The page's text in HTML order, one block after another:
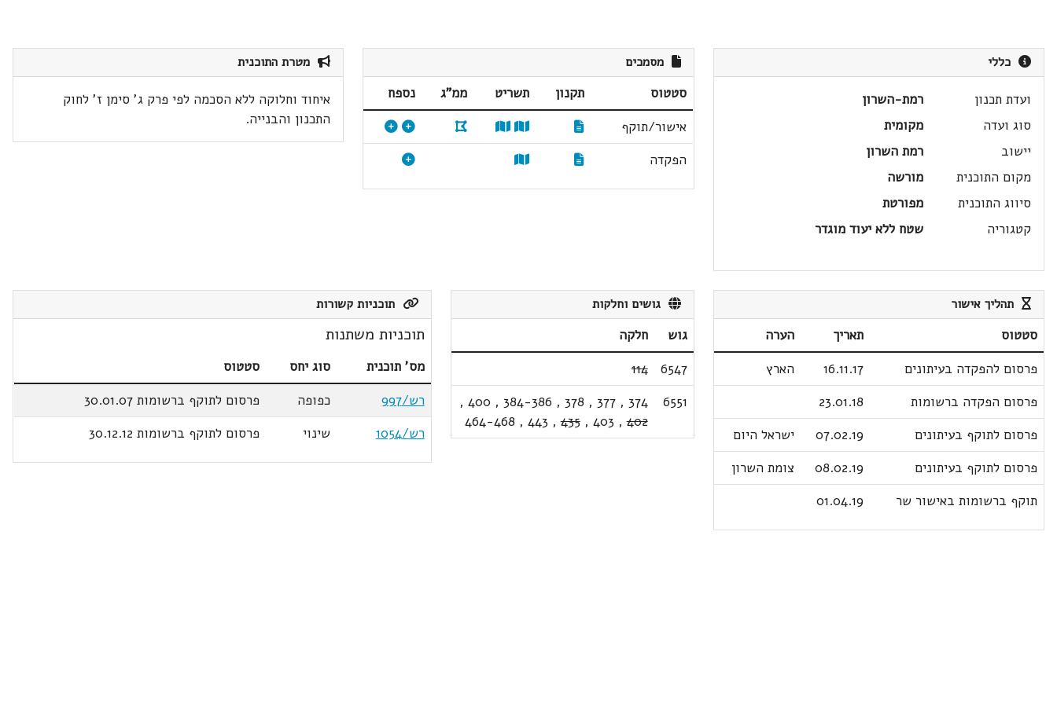
כללי
ועדת תכנון
רמת-השרון
סוג ועדה
מקומית
יישוב
רמת השרון
מקום התוכנית
מורשה
סיווג התוכנית
מפורטת
קטגוריה
שטח ללא יעוד מוגדר
מסמכים
סטטוס תקנון תשריט ממ"ג
נספח
אישור/תוקף
הפקדה
מטרת התוכנית
איחוד וחלוקה ללא הסכמה לפי פרק ג' סימן ז' לחוק
התכנון והבנייה.
תהליך אישור
סטטוס תאריך
הערה
פרסום להפקדה בעיתונים
16.11.17
הארץ
פרסום הפקדה ברשומות
23.01.18
פרסום לתוקף בעיתונים
07.02.19
ישראל היום
פרסום לתוקף בעיתונים
08.02.19
צומת השרון
תוקף ברשומות באישור שר
01.04.19
גושים וחלקות
גוש
חלקה
6547
114
6551
374
,
377
,
378
,
384-386
,
400
,
402
,
403
,
435
,
443
,
464-468
תוכניות קשורות
תוכניות משתנות
מס' תוכנית סוג יחס
סטטוס
רש/997
כפופה
פרסום לתוקף ברשומות 30.01.07
רש/1054
שינוי פרסום לתוקף ברשומות 30.12.12